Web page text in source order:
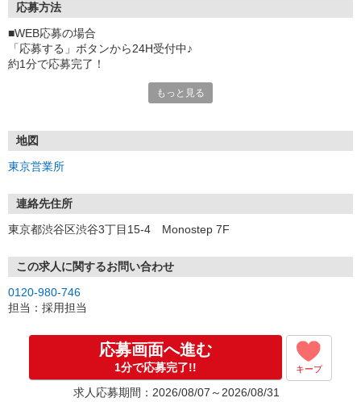
応募方法
■WEB応募の場合
「応募する」ボタンから24H受付中♪
約1分で応募完了！
①応募から3営業日を目安に、メールorお電話でご連絡します。
★スマホでWEB面接（LINEなど）・出張面接・事務所面接と選べま
す
③面接実施（履歴書不要）
※ご希望があれば、職場見学の調整もOKです！
お気軽にご応募ください♪
もっと見る
地図
東京営業所
連絡先住所
東京都渋谷区渋谷3丁目15-4 Monostep 7F
この求人に関するお問い合わせ
0120-980-746
担当：採用担当
応募画面へ進む
1分で応募完了!! キープ
求人応募期間：2026/08/07～2026/08/31